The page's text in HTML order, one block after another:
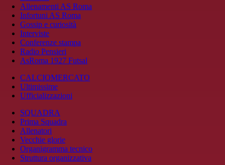
Allenamenti AS Roma
Infortuni AS Roma
Gossip e curiosità
Interviste
Conferenze stampa
Radio Pensieri
AsRoma 1927 Futsal
CALCIOMERCATO
Ultimissime
Ufficializzazioni
SQUADRA
Prima Squadra
Allenatori
Vecchie glorie
Organigramma tecnico
Struttura organizzativa